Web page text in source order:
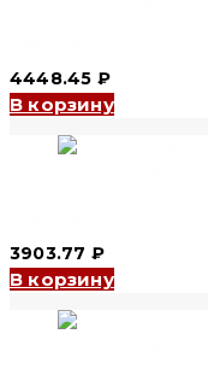
4448.45 ₽
В корзину
3903.77 ₽
В корзину